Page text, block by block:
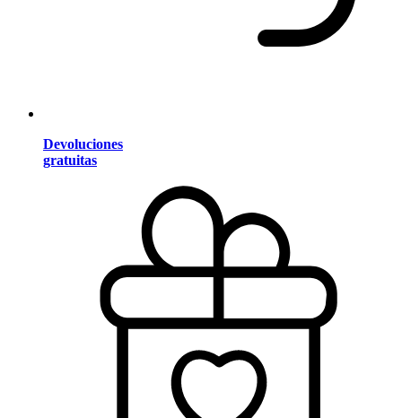
Devoluciones
gratuitas